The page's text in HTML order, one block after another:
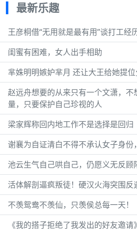
最新乐趣
王彦桐借“无用就是最有用”谈打工经
闺蜜有困难，女人出手相助
芈姝明明嫉妒芈月 还让大王给她提
赵远舟想要的从来只有一个文潇，不
量，只要保护自己珍视的人
梁家辉称回内地工作不是选择是回归
谢襄为自证清白不得不承认女子身份
池云生气自己哄自己，仍愿义无反顾
活体解剖逼疯叛徒！硬汉火海突围反
不羡鸳鸯不羡仙，只羡侯总每一天！
《我的搭子拒绝了我发出的好友邀请》